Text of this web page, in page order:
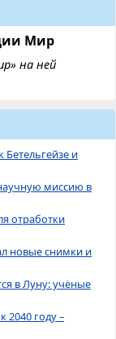
Мир
на ней
Бетельгейзе и
миссию в
отработки
новые снимки и
в Луну: учёные
2040 году –